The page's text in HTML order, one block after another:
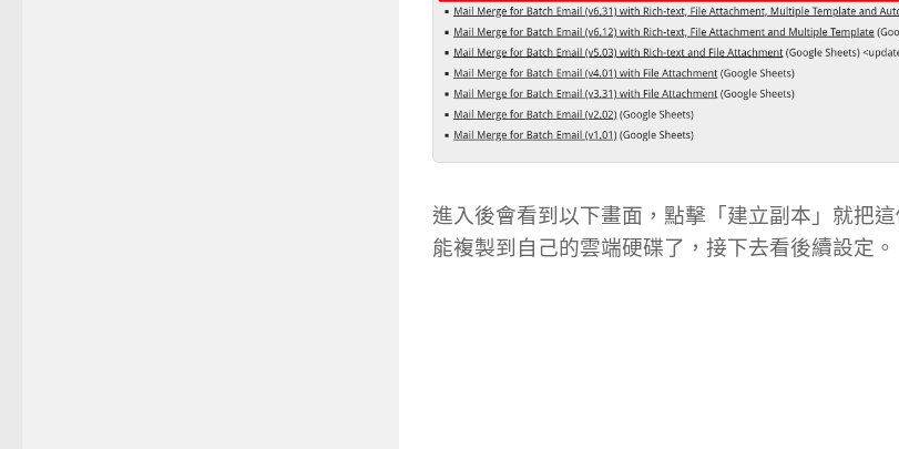
進入後會看到以下畫面，點擊「建立副本」就把
能複製到自己的雲端硬碟了，接下去看後續設定。